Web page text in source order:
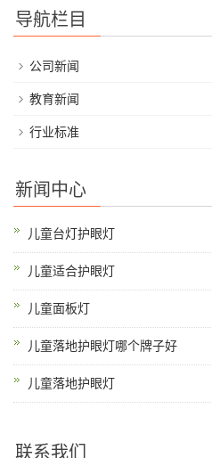
导航栏目
公司新闻
教育新闻
行业标准
新闻中心
儿童台灯护眼灯
儿童适合护眼灯
儿童面板灯
儿童落地护眼灯哪个牌子好
儿童落地护眼灯
联系我们